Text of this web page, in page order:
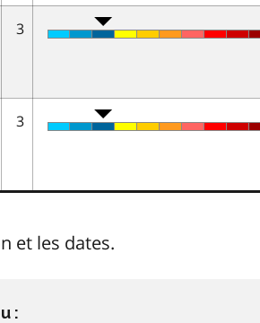
3
3
et les dates.
: